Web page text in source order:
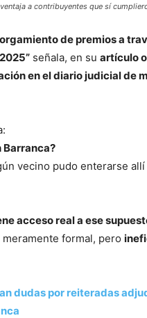
a contribuyentes que sí
de premios a
señala, en su artículo
en el diario judicial de
Barranca?
vecino pudo enterarse
acceso real a ese
formal, pero
dudas por reiteradas